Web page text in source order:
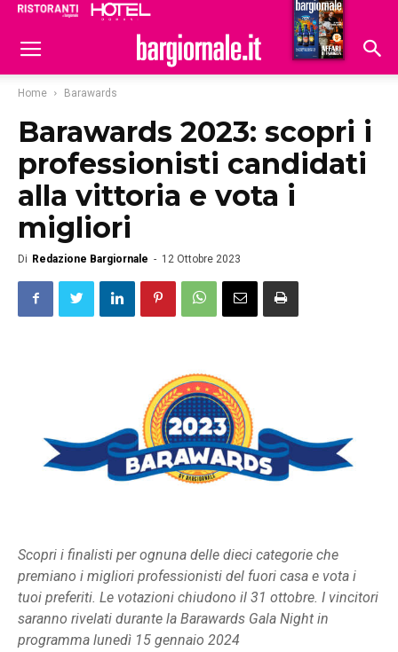
Hoteldomani
Home Barawards
Barawards 2023: scopri i
professionisti candidati
alla vittoria e vota i
migliori
Di Redazione Bargiornale - 12 Ottobre 2023
Scopri i finalisti per ognuna delle dieci categorie che
premiano i migliori professionisti del fuori casa e vota i
tuoi preferiti. Le votazioni chiudono il 31 ottobre. I vincitori
saranno rivelati durante la Barawards Gala Night in
programma lunedì 15 gennaio 2024